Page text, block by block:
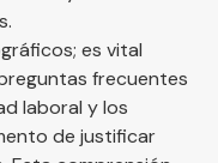
es vital
frecuentes
laboral y los
de justificar